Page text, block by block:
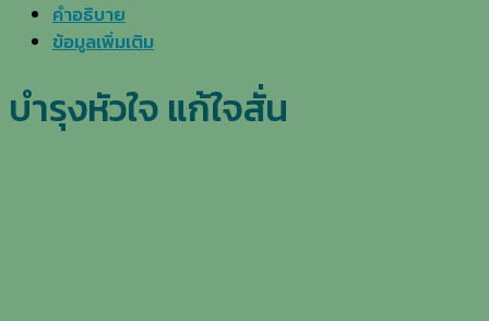
คำอธิบาย
ข้อมูลเพิ่มเติม
บำรุงหัวใจ แก้ใจสั่น